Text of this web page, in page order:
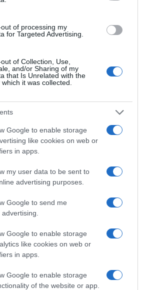
of processing my
for Targeted Advertising.
of Collection, Use,
and/or Sharing of my
that Is Unrelated with the
it was collected.
Google to enable storage
like cookies on web or
in apps.
my user data to be sent to
advertising purposes.
Google to send me
Google to enable storage
like cookies on web or
in apps.
Google to enable storage
of the website or app.